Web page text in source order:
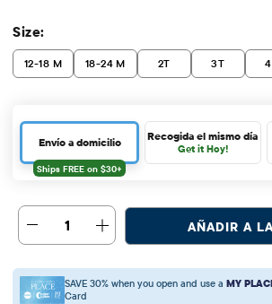
Size:
12-18 M 18-24 M 2T 3T
Envío a domicilio Recogida el mismo día
Get it Hoy!
1 AÑADIR A
SAVE 30% when you open and use a MY
Card